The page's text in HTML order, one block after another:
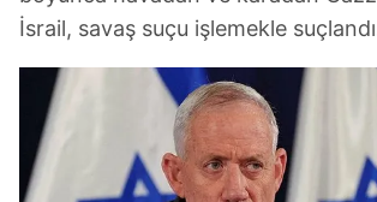
İsrail, savaş suçu işlemekle